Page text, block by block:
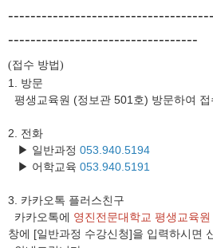
----------------------------------
(접수 방법)
1. 방문
평생교육원 (정보관 501호) 방문하여 접
2. 전화
▶ 일반과정 053.940.5194
▶ 어학교육 053.940.5191
3. 카카오톡 플러스친구
카카오톡에 영진전문대학교 평생교육원
창에 [일반과정 수강신청]을 입력하시면